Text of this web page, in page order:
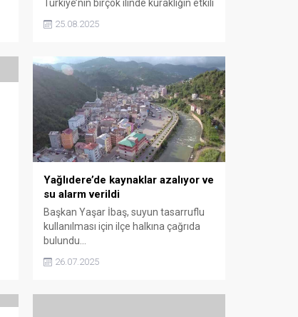
Türkiye’nin birçok ilinde kuraklığın etkili
olduğunu belirterek, tarımda
sürdürülebilirliğin ciddi tehlike altında
25.08.2025
Yağlıdere’de kaynaklar azalıyor ve
su alarm verildi
Başkan Yaşar İbaş, suyun tasarruflu
kullanılması için ilçe halkına çağrıda
bulundu...
26.07.2025